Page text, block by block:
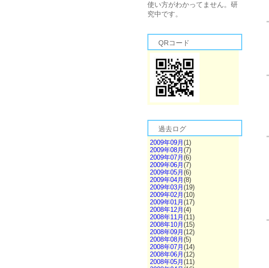
使い方がわかってません。研
究中です。
QRコード
過去ログ
2009年09月 (1)
2009年08月 (7)
2009年07月 (6)
2009年06月 (7)
2009年05月 (6)
2009年04月 (8)
2009年03月 (19)
2009年02月 (10)
2009年01月 (17)
2008年12月 (4)
2008年11月 (11)
2008年10月 (15)
2008年09月 (12)
2008年08月 (5)
2008年07月 (14)
2008年06月 (12)
2008年05月 (11)